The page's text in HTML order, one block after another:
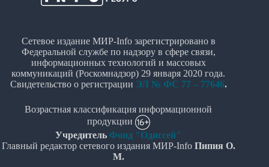
Сетевое издание МИР-Info зарегистрировано в
Федеральной службе по надзору в сфере связи,
информационных технологий и массовых
коммуникаций (Роскомнадзор) 29 января 2020 года.
Свидетельство о регистрации ЭЛ № ФС 77 – 77646.
Возрастная классификация информационной
продукции
Учредитель Фонд "Одиссей"
Главный редактор сетевого издания МИР-Info Пипия О.
М.